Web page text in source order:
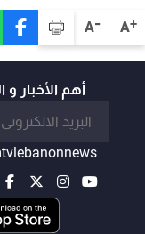
A+
A-
أهم الأخبار